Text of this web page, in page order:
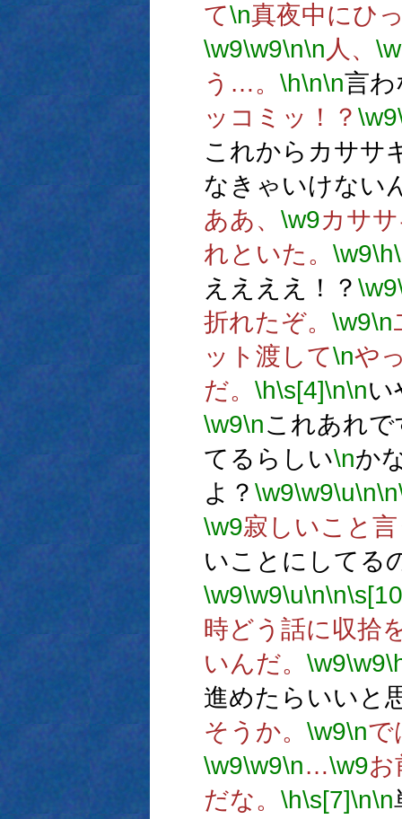
て\n真夜中にひ
\w9\w9\n\n人、
う…。 \h\n\n言わ
ッコミッ！？ \w9
これからカササ
なきゃいけない
ああ、 \w9カサ
れといた。 \w9\h
ええええ！？ \w9
折れたぞ。 \w9\n
ット渡して\nや
だ。 \h\s[4]\n\nい
\w9\nこれあれで
てるらしい\nか
よ？ \w9\w9\u\n\n
\w9寂しいこと
いことにしてる
\w9\w9\u\n\n
時どう話に収拾
いんだ。 \w9\w9
進めたらいいと
そうか。 \w9\nで
\w9\w9\n…\w9お
だな。 \h\s[7]\n\n